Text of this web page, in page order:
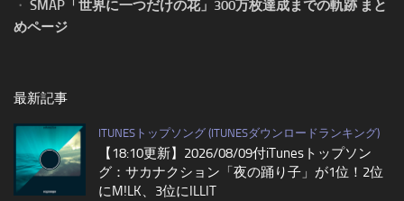
・ SMAP「世界に一つだけの花」300万枚達成までの軌跡 まと
めページ
最新記事
ITUNESトップソング (ITUNESダウンロードランキング)
【18:10更新】2026/08/09付iTunesトップソン
グ：サカナクション「夜の踊り子」が1位！2位
にM!LK、3位にILLIT